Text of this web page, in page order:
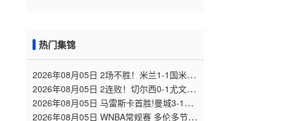
热门集锦
2026年08月05日 2场不胜！米兰1-1国米 迪
马尔科破门 恩昆库造点+点射拉莫斯登场
2026年08月05日 2连败！切尔西0-1尤文 热
格罗瓦世界波制胜穆德里克时隔614天复出
2026年08月05日 马雷斯卡首胜!曼城3-1K
联赛全明星 赖因德斯努里破门塞梅尼奥助
2026年08月05日 WNBA常规赛 多伦多节奏